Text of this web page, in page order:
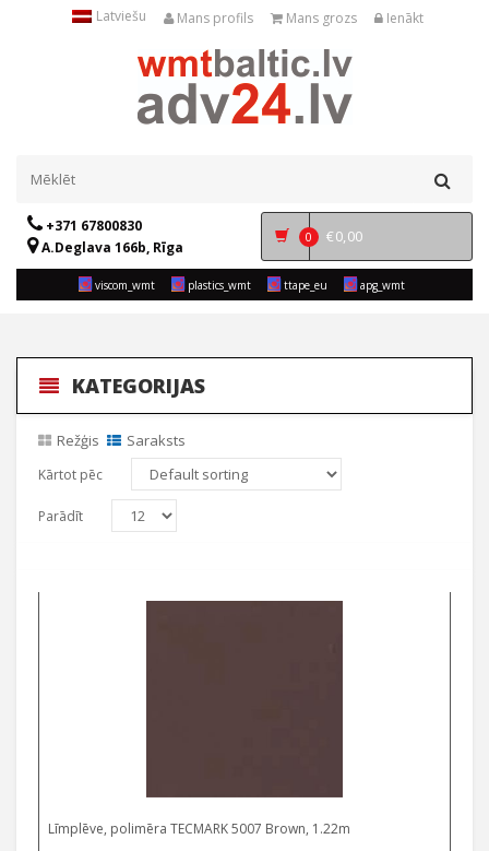
Latviešu Mans profils Mans grozs Ienākt
+371 67800830
A.Deglava 166b, Rīga
0 €0,00
viscom_wmt plastics_wmt ttape_eu apg_wmt
KATEGORIJAS
Režģis Saraksts
Kārtot pēc
Parādīt
Līmplēve, polimēra TECMARK 5007 Brown, 1.22m